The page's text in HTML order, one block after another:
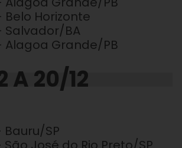
Belo Horizonte
Salvador/BA
Alagoa Grande/PB
A 20/12
Bauru/SP